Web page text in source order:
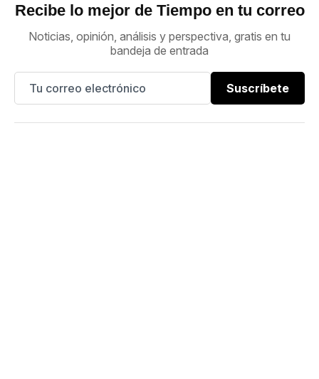
Recibe lo mejor de Tiempo en tu correo
Noticias, opinión, análisis y perspectiva, gratis en tu
bandeja de entrada
Suscríbete